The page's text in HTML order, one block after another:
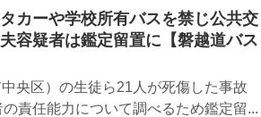
カーや学校所有バスを禁じ公共交
容疑者は鑑定留置に【磐越道バス
央区）の生徒ら21人が死傷した事故
責任能力について調べるため鑑定留...